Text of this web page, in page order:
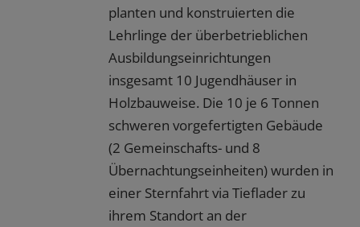
planten und konstruierten die
Lehrlinge der überbetrieblichen
Ausbildungseinrichtungen
insgesamt 10 Jugendhäuser in
Holzbauweise. Die 10 je 6 Tonnen
schweren vorgefertigten Gebäude
(2 Gemeinschafts- und 8
Übernachtungseinheiten) wurden in
einer Sternfahrt via Tieflader zu
ihrem Standort an der